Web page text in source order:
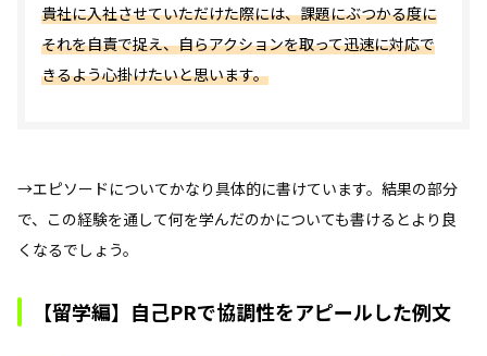
貴社に入社させていただけた際には、課題にぶつかる度に
それを自責で捉え、自らアクションを取って迅速に対応で
きるよう心掛けたいと思います。
→エピソードについてかなり具体的に書けています。結果の部分
で、この経験を通して何を学んだのかについても書けるとより良
くなるでしょう。
【留学編】自己PRで協調性をアピールした例文